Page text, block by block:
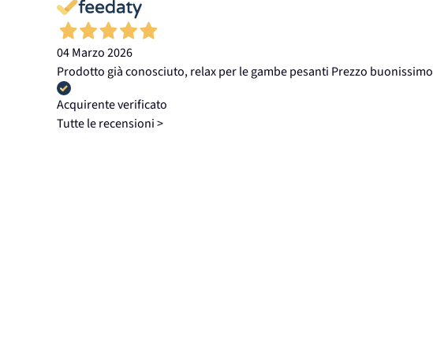
04 Marzo 2026
Prodotto già conosciuto, relax per le gambe pesanti Prezzo buonissimo
Acquirente verificato
Tutte le recensioni >